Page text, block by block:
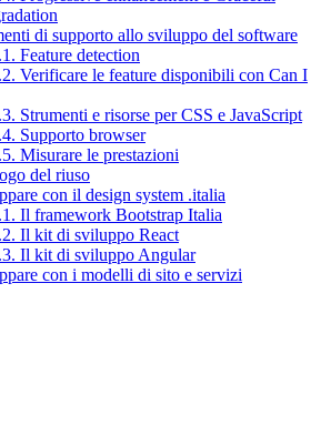
di supporto allo sviluppo del software
Feature detection
Verificare le feature disponibili con Can I
Strumenti e risorse per CSS e JavaScript
Supporto browser
Misurare le prestazioni
del riuso
con il design system .italia
Il framework Bootstrap Italia
Il kit di sviluppo React
Il kit di sviluppo Angular
con i modelli di sito e servizi